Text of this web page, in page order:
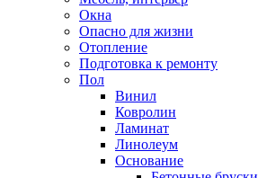
Окна
Опасно для жизни
Отопление
Подготовка к ремонту
Пол
Винил
Ковролин
Ламинат
Линолеум
Основание